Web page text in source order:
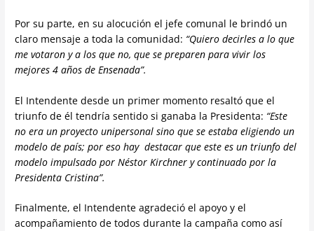
Por su parte, en su alocución el jefe comunal le brindó un
claro mensaje a toda la comunidad: “Quiero decirles a lo que
me votaron y a los que no, que se preparen para vivir los
mejores 4 años de Ensenada”.
El Intendente desde un primer momento resaltó que el
triunfo de él tendría sentido si ganaba la Presidenta: “Este
no era un proyecto unipersonal sino que se estaba eligiendo un
modelo de país; por eso hay destacar que este es un triunfo del
modelo impulsado por Néstor Kirchner y continuado por la
Presidenta Cristina”.
Finalmente, el Intendente agradeció el apoyo y el
acompañamiento de todos durante la campaña como así